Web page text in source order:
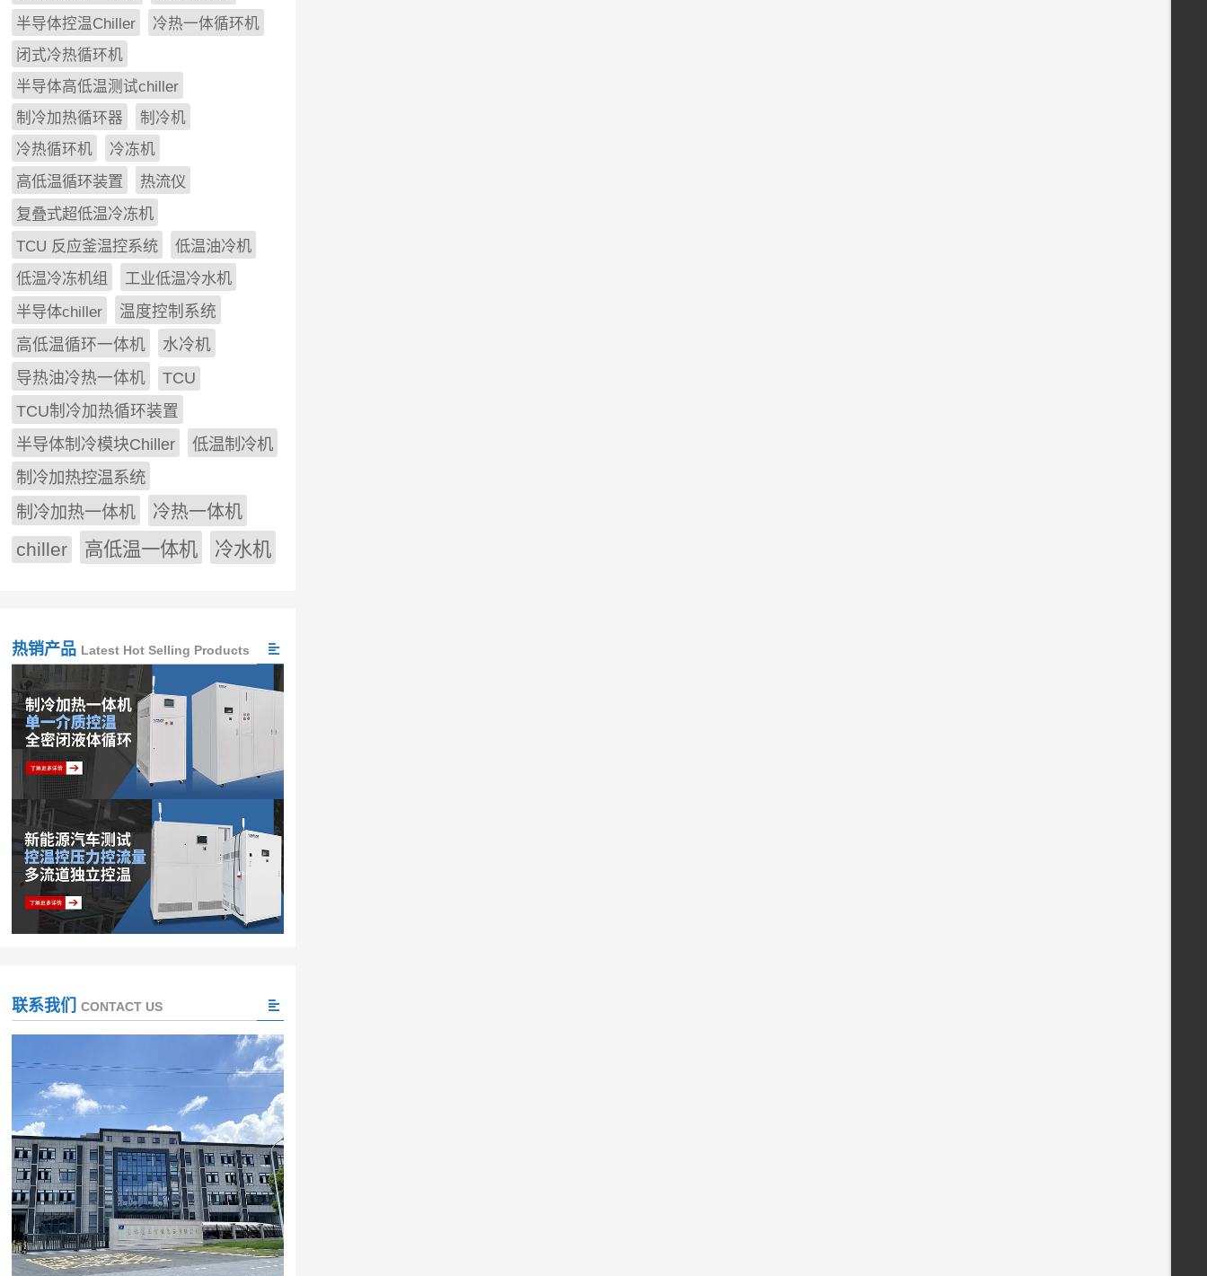
半导体控温Chiller
冷热一体循环机
闭式冷热循环机
半导体高低温测试chiller
制冷加热循环器
制冷机
冷热循环机
冷冻机
高低温循环装置
热流仪
复叠式超低温冷冻机
TCU 反应釜温控系统
低温油冷机
低温冷冻机组
工业低温冷水机
半导体chiller
温度控制系统
高低温循环一体机
水冷机
导热油冷热一体机
TCU
TCU制冷加热循环装置
半导体制冷模块Chiller
低温制冷机
制冷加热控温系统
制冷加热一体机
冷热一体机
chiller 高低温一体机 冷水机
热销产品 Latest Hot Selling Products
联系我们 CONTACT US